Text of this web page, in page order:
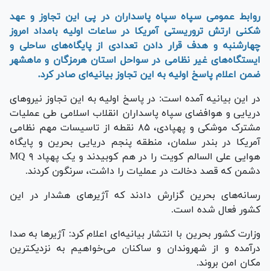
روابط عمومی سپاه سپاه پاسداران در پی این تجاوز و عهد
شکنی ارتش تروریستی آمریکا در ساعات اولیه بامداد امروز
چهارشنبه و هدف قرار دادن تعدادی از پایگاه‌های ساحلی و
ایستگاه‌های غیر نظامی در سواحل استان هرمزگان و ماهشهر
ضمن اعلام پاسخ اولیه به این تجاوز بیانیه‌ای صادر کرد.
در این بیانیه آمده است: در پاسخ اولیه به این تجاوز نیرو‌های
دریایی و هوافضای سپاه پاسداران انقلاب اسلامی طی عملیات
مشترک موشکی و پهپادی، ۸۵ نقطه از تاسیسات مهم نظامی
آمریکا در بندر سلمان، منطقه پنجم دریایی بحرین و پایگاه
هوایی علی السالم کویت را در هم کوبیدند و یک پهپاد MQ ۹
دشمن که قصد دخالت در عملیات را داشت، سرنگون کردند.
رسانه‌های بحرین گزارش دادند که آژیر‌های هشدار در این
کشور فعال شده است.
وزارت کشور بحرین با انتشار بیانیه‌ای اعلام کرد: آژیر‌ها به صدا
درآمده و از شهروندان و ساکنان می‌خواهیم به نزدیکترین
مکان امن بروند.